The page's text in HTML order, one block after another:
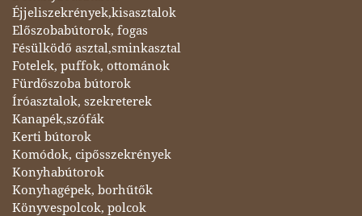
Éjjeliszekrények,kisasztalok
Előszobabútorok, fogas
Fésülködő asztal,sminkasztal
Fotelek, puffok, ottománok
Fürdőszoba bútorok
Íróasztalok, szekreterek
Kanapék,szófák
Kerti bútorok
Komódok, cipősszekrények
Konyhabútorok
Konyhagépek, borhűtők
Könyvespolcok, polcok